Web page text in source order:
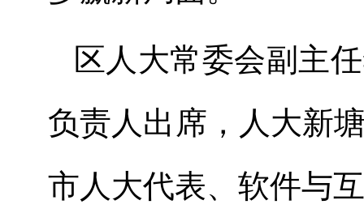
区人大常委会副主
负责人出席，人大新
市人大代表、软件与